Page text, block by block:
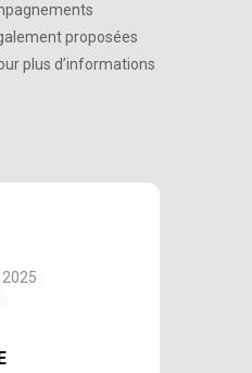
proposées
plus d’informations